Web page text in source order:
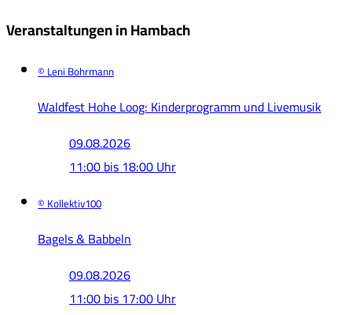
Veranstaltungen in Hambach
© Leni Bohrmann
Waldfest Hohe Loog: Kinderprogramm und Livemusik
09.08.2026
11:00 bis 18:00 Uhr
© Kollektiv100
Bagels & Babbeln
09.08.2026
11:00 bis 17:00 Uhr